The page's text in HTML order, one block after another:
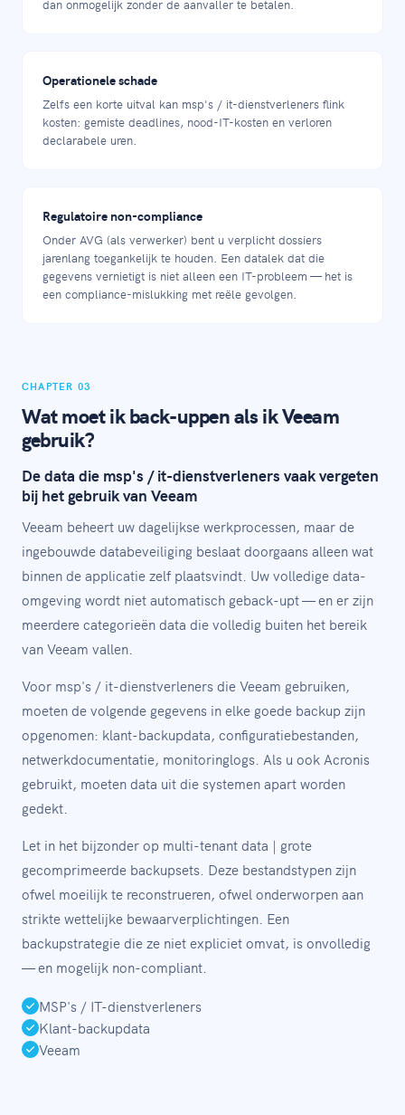
dan onmogelijk zonder de aanvaller te betalen.
Operationele schade
Zelfs een korte uitval kan msp's / it-dienstverleners flink
kosten: gemiste deadlines, nood-IT-kosten en verloren
declarabele uren.
Regulatoire non-compliance
Onder AVG (als verwerker) bent u verplicht dossiers
jarenlang toegankelijk te houden. Een datalek dat die
gegevens vernietigt is niet alleen een IT-probleem — het is
een compliance-mislukking met reële gevolgen.
CHAPTER 03
Wat moet ik back-uppen als ik Veeam
gebruik?
De data die msp's / it-dienstverleners vaak vergeten
bij het gebruik van Veeam
Veeam beheert uw dagelijkse werkprocessen, maar de
ingebouwde databeveiliging beslaat doorgaans alleen wat
binnen de applicatie zelf plaatsvindt. Uw volledige data-
omgeving wordt niet automatisch geback-upt — en er zijn
meerdere categorieën data die volledig buiten het bereik
van Veeam vallen.
Voor msp's / it-dienstverleners die Veeam gebruiken,
moeten de volgende gegevens in elke goede backup zijn
opgenomen: klant-backupdata, configuratiebestanden,
netwerkdocumentatie, monitoringlogs. Als u ook Acronis
gebruikt, moeten data uit die systemen apart worden
gedekt.
Let in het bijzonder op multi-tenant data | grote
gecomprimeerde backupsets. Deze bestandstypen zijn
ofwel moeilijk te reconstrueren, ofwel onderworpen aan
strikte wettelijke bewaarverplichtingen. Een
backupstrategie die ze niet expliciet omvat, is onvolledig
— en mogelijk non-compliant.
MSP's / IT-dienstverleners
Klant-backupdata
Veeam